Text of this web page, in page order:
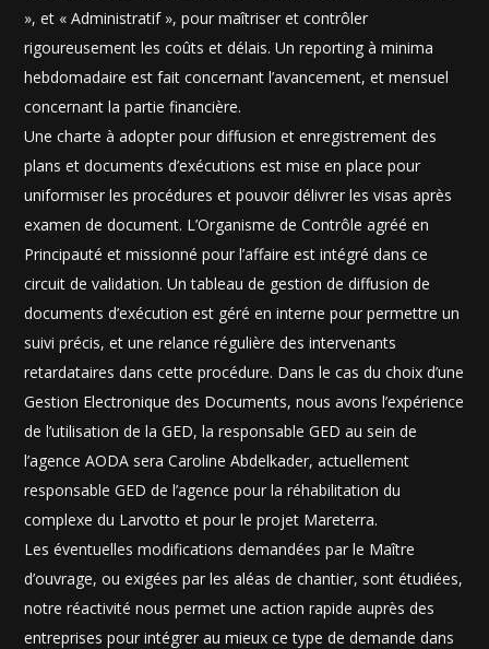
», et « Administratif », pour maîtriser et contrôler
rigoureusement les coûts et délais. Un reporting à minima
hebdomadaire est fait concernant l’avancement, et mensuel
concernant la partie financière.
Une charte à adopter pour diffusion et enregistrement des
plans et documents d’exécutions est mise en place pour
uniformiser les procédures et pouvoir délivrer les visas après
examen de document. L’Organisme de Contrôle agréé en
Principauté et missionné pour l’affaire est intégré dans ce
circuit de validation. Un tableau de gestion de diffusion de
documents d’exécution est géré en interne pour permettre un
suivi précis, et une relance régulière des intervenants
retardataires dans cette procédure. Dans le cas du choix d’une
Gestion Electronique des Documents, nous avons l’expérience
de l’utilisation de la GED, la responsable GED au sein de
l’agence AODA sera Caroline Abdelkader, actuellement
responsable GED de l’agence pour la réhabilitation du
complexe du Larvotto et pour le projet Mareterra.
Les éventuelles modifications demandées par le Maître
d’ouvrage, ou exigées par les aléas de chantier, sont étudiées,
notre réactivité nous permet une action rapide auprès des
entreprises pour intégrer au mieux ce type de demande dans